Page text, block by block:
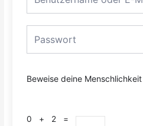
Beweise deine Menschlichkeit
0 + 2 =